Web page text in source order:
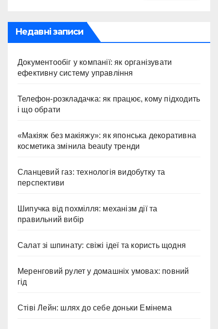
Недавні записи
Документообіг у компанії: як організувати
ефективну систему управління
Телефон-розкладачка: як працює, кому підходить
і що обрати
«Макіяж без макіяжу»: як японська декоративна
косметика змінила beauty тренди
Сланцевий газ: технологія видобутку та
перспективи
Шипучка від похмілля: механізм дії та
правильний вибір
Салат зі шпинату: свіжі ідеї та користь щодня
Меренговий рулет у домашніх умовах: повний
гід
Стіві Лейн: шлях до себе доньки Емінема